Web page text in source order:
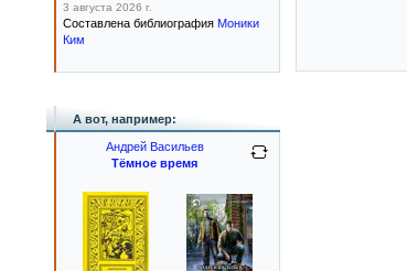
3 августа 2026 г.
Составлена библиография Моники
Ким
А вот, например:
Андрей Васильев
Тёмное время